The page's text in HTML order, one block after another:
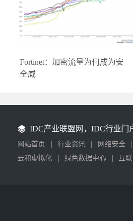
Fortinet：加密流量为何成为安
全威
IDC产业联盟网，IDC行业门
网站首页 行业资讯 网络安全
云和虚拟化
绿色数据中心 互